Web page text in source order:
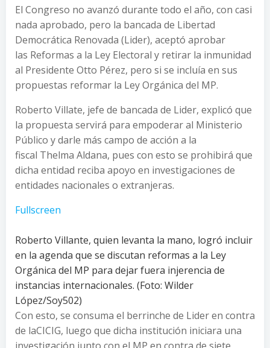
El Congreso no avanzó durante todo el año, con casi
nada aprobado, pero la bancada de Libertad
Democrática Renovada (Lider), aceptó aprobar
las Reformas a la Ley Electoral y retirar la inmunidad
al Presidente Otto Pérez, pero si se incluía en sus
propuestas reformar la Ley Orgánica del MP.
Roberto Villate, jefe de bancada de Lider, explicó que
la propuesta servirá para empoderar al Ministerio
Público y darle más campo de acción a la
fiscal Thelma Aldana, pues con esto se prohibirá que
dicha entidad reciba apoyo en investigaciones de
entidades nacionales o extranjeras.
Fullscreen
Roberto Villante, quien levanta la mano, logró incluir
en la agenda que se discutan reformas a la Ley
Orgánica del MP para dejar fuera injerencia de
instancias internacionales. (Foto: Wilder
López/Soy502)
Con esto, se consuma el berrinche de Lider en contra
de laCICIG, luego que dicha institución iniciara una